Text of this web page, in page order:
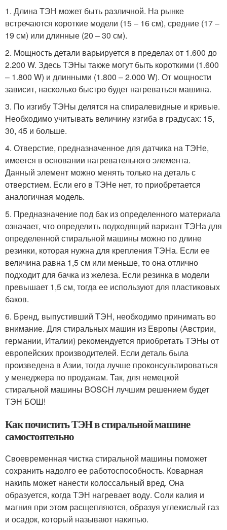
1. Длина ТЭН может быть различной. На рынке
встречаются короткие модели (15 – 16 см), средние (17 –
19 см) или длинные (20 – 30 см).
2. Мощность детали варьируется в пределах от 1.600 до
2.200 W. Здесь ТЭНы также могут быть короткими (1.600
– 1.800 W) и длинными (1.800 – 2.000 W). От мощности
зависит, насколько быстро будет нагреваться машина.
3. По изгибу ТЭНы делятся на спиралевидные и кривые.
Необходимо учитывать величину изгиба в градусах: 15,
30, 45 и больше.
4. Отверстие, предназначенное для датчика на ТЭНе,
имеется в основании нагревательного элемента.
Данный элемент можно менять только на деталь с
отверстием. Если его в ТЭНе нет, то приобретается
аналогичная модель.
5. Предназначение под бак из определенного материала
означает, что определить подходящий вариант ТЭНа для
определенной стиральной машины можно по длине
резинки, которая нужна для крепления ТЭНа. Если ее
величина равна 1,5 см или меньше, то она отлично
подходит для бачка из железа. Если резинка в модели
превышает 1,5 см, тогда ее используют для пластиковых
баков.
6. Бренд, выпустивший ТЭН, необходимо принимать во
внимание. Для стиральных машин из Европы (Австрии,
германии, Италии) рекомендуется приобретать ТЭНы от
европейских производителей. Если деталь была
произведена в Азии, тогда лучше проконсультироваться
у менеджера по продажам. Так, для немецкой
стиральной машины BOSCH лучшим решением будет
ТЭН БОШ!
Как почистить ТЭН в стиральной машине
самостоятельно
Своевременная чистка стиральной машины поможет
сохранить надолго ее работоспособность. Коварная
накипь может нанести колоссальный вред. Она
образуется, когда ТЭН нагревает воду. Соли калия и
магния при этом расщепляются, образуя углекислый газ
и осадок, который называют накипью.